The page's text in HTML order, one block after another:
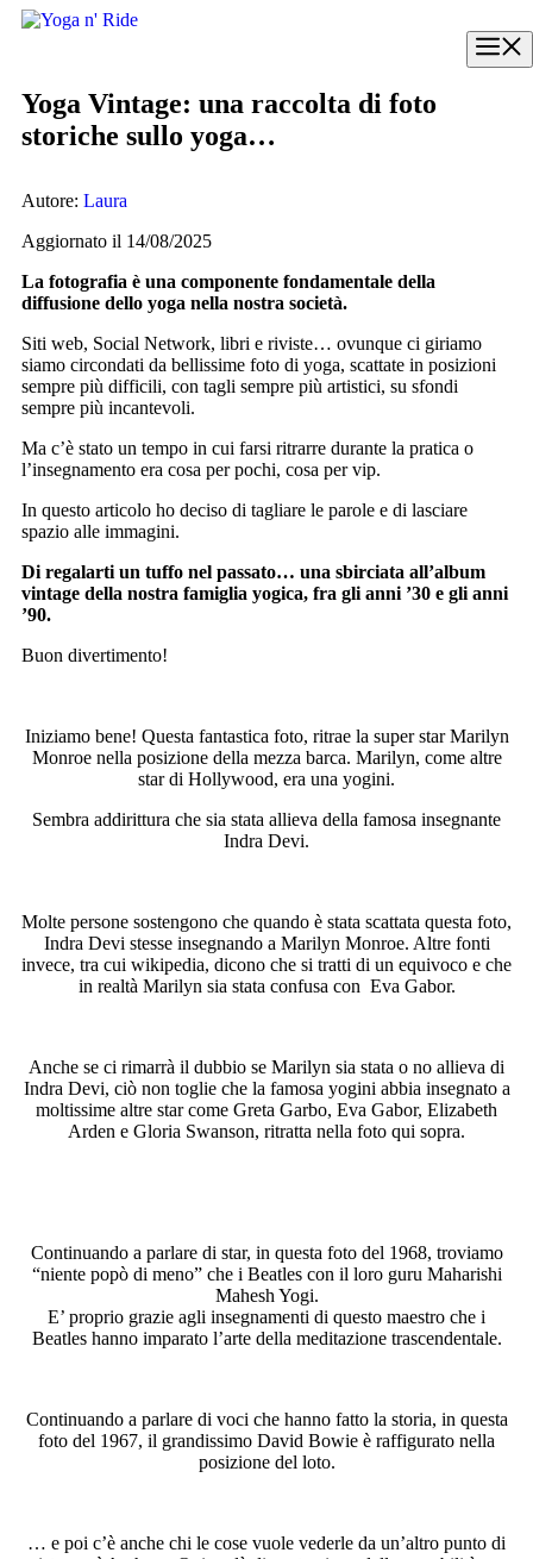
Vai
Yoga Vintage: una raccolta di foto
storiche sullo yoga…
Autore: Laura
Aggiornato il 14/08/2025
La fotografia è una componente fondamentale della
diffusione dello yoga nella nostra società.
Siti web, Social Network, libri e riviste… ovunque ci giriamo
siamo circondati da bellissime foto di yoga, scattate in posizioni
sempre più difficili, con tagli sempre più artistici, su sfondi
sempre più incantevoli.
Ma c’è stato un tempo in cui farsi ritrarre durante la pratica o
l’insegnamento era cosa per pochi, cosa per vip.
In questo articolo ho deciso di tagliare le parole e di lasciare
spazio alle immagini.
Di regalarti un tuffo nel passato… una sbirciata all’album
vintage della nostra famiglia yogica, fra gli anni ’30 e gli anni
’90.
Buon divertimento!
Iniziamo bene! Questa fantastica foto, ritrae la super star Marilyn
Monroe nella posizione della mezza barca. Marilyn, come altre
star di Hollywood, era una yogini.
Sembra addirittura che sia stata allieva della famosa insegnante
Indra Devi.
Molte persone sostengono che quando è stata scattata questa foto,
Indra Devi stesse insegnando a Marilyn Monroe. Altre fonti
invece, tra cui wikipedia, dicono che si tratti di un equivoco e che
in realtà Marilyn sia stata confusa con Eva Gabor.
Anche se ci rimarrà il dubbio se Marilyn sia stata o no allieva di
Indra Devi, ciò non toglie che la famosa yogini abbia insegnato a
moltissime altre star come Greta Garbo, Eva Gabor, Elizabeth
Arden e Gloria Swanson, ritratta nella foto qui sopra.
Continuando a parlare di star, in questa foto del 1968, troviamo
“niente popò di meno” che i Beatles con il loro guru Maharishi
Mahesh Yogi.
E’ proprio grazie agli insegnamenti di questo maestro che i
Beatles hanno imparato l’arte della meditazione trascendentale.
Continuando a parlare di voci che hanno fatto la storia, in questa
foto del 1967, il grandissimo David Bowie è raffigurato nella
posizione del loto.
… e poi c’è anche chi le cose vuole vederle da un’altro punto di